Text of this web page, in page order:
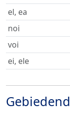
el, ea
noi
voi
ei, ele